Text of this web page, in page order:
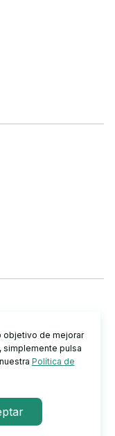
objetivo de mejorar
simplemente pulsa
Política de